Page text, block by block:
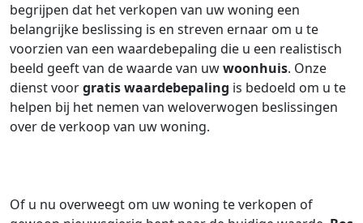
begrijpen dat het verkopen van uw woning een
belangrijke beslissing is en streven ernaar om u te
voorzien van een waardebepaling die u een realistisch
beeld geeft van de waarde van uwwoonhuis. Onze
dienst voorgratis waardebepaling is bedoeld om u te
helpen bij het nemen van weloverwogen beslissingen
over de verkoop van uw woning.
Of u nu overweegt om uw woning te verkopen of